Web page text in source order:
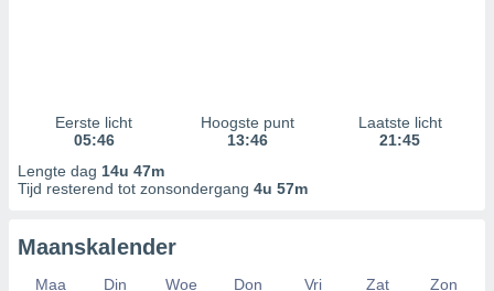
Eerste licht
05:46
Hoogste punt
13:46
Laatste licht
21:45
Lengte dag 14u 47m
Tijd resterend tot zonsondergang 4u 57m
Maanskalender
Maa Din Woe Don Vri Zat
Zon